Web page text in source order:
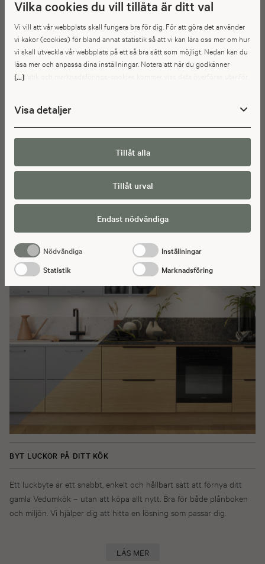
Vilka cookies du vill tillåta är ditt val
[...]
Vi vill att vår webbplats skall fungera bra för dig. För att göra det använder
vi kakor (cookies) för bland annat statistik så att vi kan lära oss mer om hur
vi skall utveckla vår webbplats på ett så bra sätt som möjligt. Nedan kan du
läsa mer och anpassa dina inställningar. Notera att när du godkänner
statistik och marknadsförings-cookies kommer viss data överföras utanför
personuppgifter som ställs inom EU, vilket kan innebära vissa risker för
dina personuppgifter. De berörda bolagen måste lämna över uppgifter till
brottsbekämpande myndigheter i USA om de får en sådan begäran. Det kan
dock vara svårt eller omöjligt för dig att hävda dina rättigheter, t.ex. rätten
till radering, gällande eventuella personuppgifter som de
brottsbekämpande myndigheterna har fått tillgång till. Genom att godkänna
statistik och marknadsförings-cookies nedan bekräftar du att du samtycker
till att data överförs till tredje land.
Visa detaljer
Tillåt alla
Tillåt urval
Endast nödvändiga
Nödvändiga
Inställningar
Statistik
Marknadsföring
SE VÅRA KATALOGER
Inspireras av vår inredning för hela hemmet!
Kataloger fulla med inspiration.
BYT LUCKOR PÅ DITT KÖK
Ett luckbyte är ett snabbt, enkelt och hållbart sätt att förnya ditt
gamla Vedumkök – utan att köpa allt nytt. Bra för både plånboken
och miljön. Vi hjälper dig att hitta en lösning som passar dig.
LÄS MER